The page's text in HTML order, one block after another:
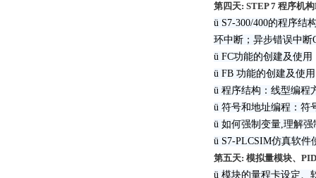
第四天: STEP 7 程序机
ü S7-300/400的程序结
环中断；异步错误中断
ü FC功能的创建及使用
ü FB 功能的创建及使用
ü 程序结构：线型编程
ü 符号和地址编程：符
ü 如何强制变量,理解
ü S7-PLCSIM仿真软件
第五天: 模拟量模块、
ü 模块的量程卡设定、